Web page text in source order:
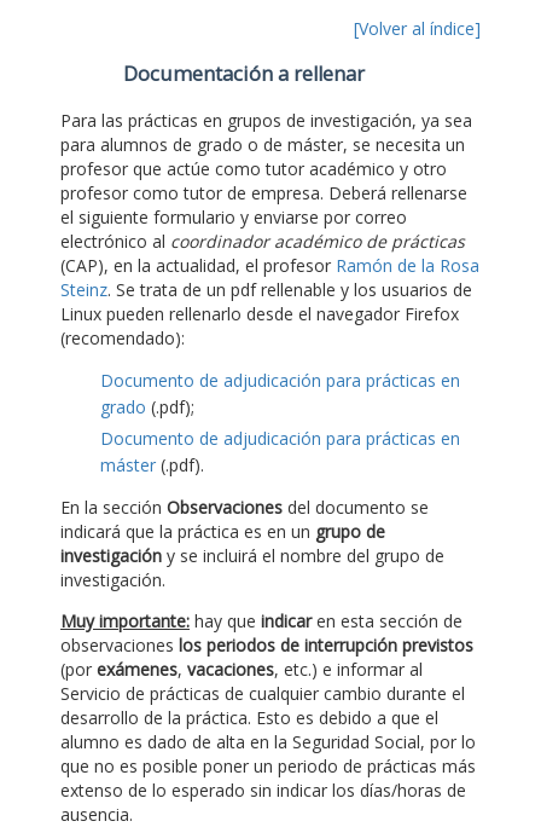
[Volver al índice]
Documentación a rellenar
Para las prácticas en grupos de investigación, ya sea
para alumnos de grado o de máster, se necesita un
profesor que actúe como tutor académico y otro
profesor como tutor de empresa. Deberá rellenarse
el siguiente formulario y enviarse por correo
electrónico al coordinador académico de prácticas
(CAP), en la actualidad, el profesor Ramón de la Rosa
Steinz. Se trata de un pdf rellenable y los usuarios de
Linux pueden rellenarlo desde el navegador Firefox
(recomendado):
Documento de adjudicación para prácticas en
grado (.pdf);
Documento de adjudicación para prácticas en
máster (.pdf).
En la sección Observaciones del documento se
indicará que la práctica es en un grupo de
investigación y se incluirá el nombre del grupo de
investigación.
Muy importante: hay que indicaren esta sección de
observaciones los periodos de interrupción previstos
(por exámenes, vacaciones, etc.) e informar al
Servicio de prácticas de cualquier cambio durante el
desarrollo de la práctica. Esto es debido a que el
alumno es dado de alta en la Seguridad Social, por lo
que no es posible poner un periodo de prácticas más
extenso de lo esperado sin indicar los días/horas de
ausencia.